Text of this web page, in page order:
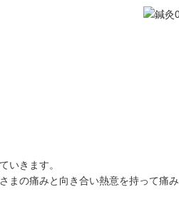
いきます。
まの痛みと向き合い熱意を持って痛み